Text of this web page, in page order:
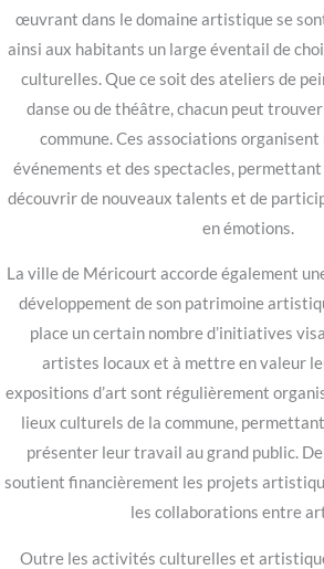
œuvrant dans le domaine artistique se
ainsi aux habitants un large éventail de
culturelles. Que ce soit des ateliers de
danse ou de théâtre, chacun peut
commune. Ces associations
événements et des spectacles,
découvrir de nouveaux talents et de
en émotions.
La ville de Méricourt accorde également
développement de son patrimoine
place un certain nombre d’initiatives
artistes locaux et à mettre en valeur
expositions d’art sont régulièrement
lieux culturels de la commune,
présenter leur travail au grand public.
soutient financièrement les projets
les collaborations entre
Outre les activités culturelles et